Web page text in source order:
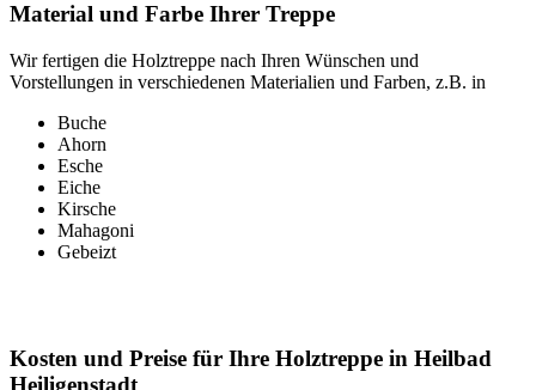
Material und Farbe Ihrer Treppe
Wir fertigen die Holztreppe nach Ihren Wünschen und
Vorstellungen in verschiedenen Materialien und Farben, z.B. in
Buche
Ahorn
Esche
Eiche
Kirsche
Mahagoni
Gebeizt
Kosten und Preise für Ihre Holztreppe in Heilbad
Heiligenstadt